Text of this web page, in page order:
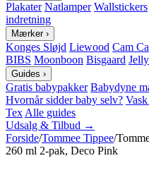
Plakater Natlamper Wallstickers
indretning
Mærker ›
Konges Sløjd Liewood Cam
BIBS Moonboon Bisgaard
Guides ›
Gratis babypakker Babydyne
Hvornår sidder baby selv?
Tex Alle guides
Udsalg & Tilbud →
Forside/Tommee Tippee/
260 ml 2-pak, Deco Pink